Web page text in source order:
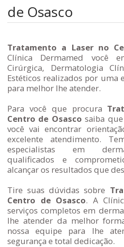
de Osasco
Tratamento a Laser no
Clínica Dermamed você
Cirúrgica, Dermatologia
Estéticos realizados por uma
para melhor lhe atender.
Para você que procura
Centro de Osasco saiba
você vai encontrar
excelente atendimento.
especialistas em
qualificados e
alcançar os resultados que
Tire suas dúvidas sobre
Centro de Osasco. A
serviços completos em
lhe atender da melhor
nossa equipe para lhe
segurança e total dedicação.